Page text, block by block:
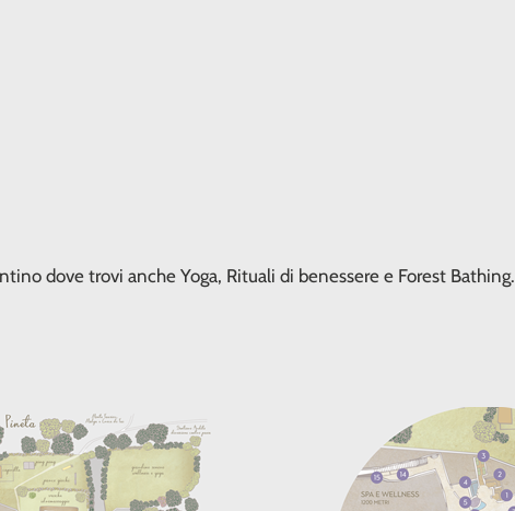
dove trovi anche Yoga, Rituali di benessere e Forest Bathing.